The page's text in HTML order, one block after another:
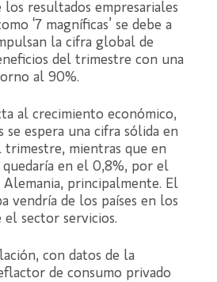
los resultados empresariales
‘7 magníficas’ se debe a
la cifra global de
del trimestre con una
al 90%.
al crecimiento económico,
se espera una cifra sólida en
mientras que en
quedaría en el 0,8%, por el
Alemania, principalmente. El
vendría de los países en los
el sector servicios.
con datos de la
de consumo privado